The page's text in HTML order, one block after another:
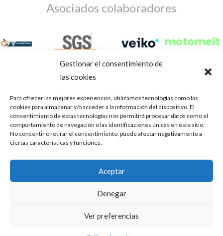
Gestionar el consentimiento de
las cookies
Para ofrecer las mejores experiencias, utilizamos tecnologías como las
cookies para almacenar y/o acceder a la información del dispositivo. El
consentimiento de estas tecnologías nos permitirá procesar datos como el
comportamiento de navegación o las identificaciones únicas en este sitio.
No consentir o retirar el consentimiento, puede afectar negativamente a
ciertas características y funciones.
Aceptar
Denegar
Ver preferencias
Asociados colaboradores
Aviso Legal Política de privacidad Portal de transparencia
ASOCIACIÓN DE TALLERES DE REPARACIÓN DE
AUTOMÓVILES • CIF: G14023832
Mediación, Arbitraje y Conciliación, de la Consejería de Empleo
Puedes aprender más sobre qué cookies utilizamos o